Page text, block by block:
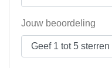
Jouw beoordeling